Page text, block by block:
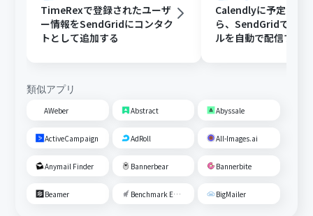
TimeRexで登録されたユーザ
ー情報をSendGridにコンタク
トとして追加する
Calendlyに予定が登
ら、SendGridで予定
ルを自動で配信する
類似アプリ
AWeber Abstract Abyssale
ActiveCampaign AdRoll All-Images.ai
Anymail Finder Bannerbear Bannerbite
Beamer Benchmark Email BigMailer